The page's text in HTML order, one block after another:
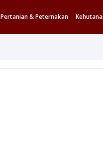
Pertanian & Peternakan